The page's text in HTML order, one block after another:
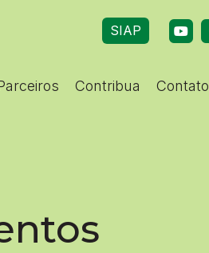
SIAP
Contribua Contato